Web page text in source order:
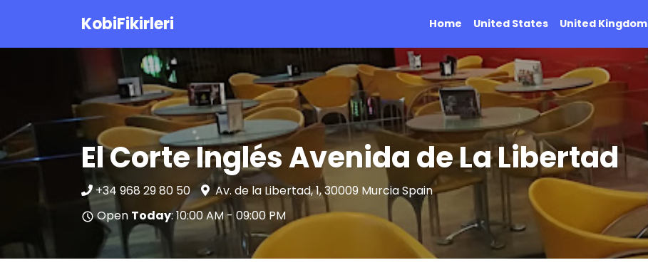
KobiFikirleri Home United States United Kingdom
El Corte Inglés Avenida de La Libertad
+34 968 29 80 50
Av. de la Libertad, 1, 30009 Murcia Spain
Open Today: 10:00 AM - 09:00 PM